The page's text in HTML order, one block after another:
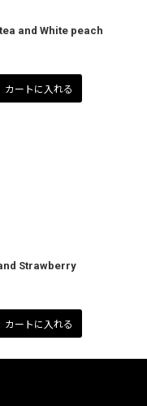
and White peach
カートに入れる
Strawberry
カートに入れる